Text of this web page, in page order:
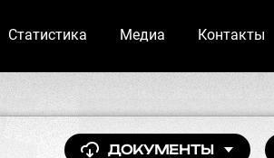
Статистика Медиа Контакты
ДОКУМЕНТЫ